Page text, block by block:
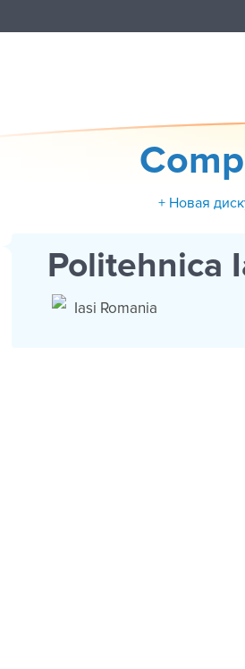
+ Новая
Politehnica
Iasi Romania